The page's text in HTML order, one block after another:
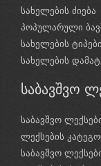
სახელების ძიება
პოპულარული
სახელების ტიპები
სახელების
საბავშვო
საბავშვო
ლექსების
საბავშვო